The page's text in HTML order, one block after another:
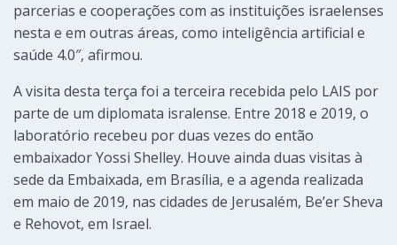
parcerias e cooperações com as instituições israelenses
nesta e em outras áreas, como inteligência artificial e
saúde 4.0″, afirmou.
A visita desta terça foi a terceira recebida pelo LAIS por
parte de um diplomata isralense. Entre 2018 e 2019, o
laboratório recebeu por duas vezes do então
embaixador Yossi Shelley. Houve ainda duas visitas à
sede da Embaixada, em Brasília, e a agenda realizada
em maio de 2019, nas cidades de Jerusalém, Be’er Sheva
e Rehovot, em Israel.